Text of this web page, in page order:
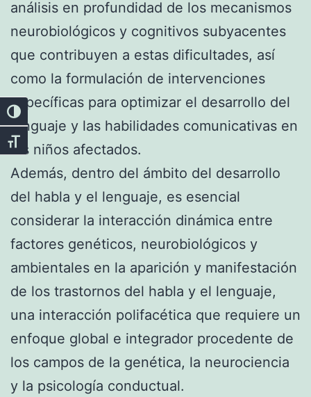
Alternar alto contraste
Alternar tamaño de letra
análisis en profundidad de los mecanismos
neurobiológicos y cognitivos subyacentes
que contribuyen a estas dificultades, así
como la formulación de intervenciones
específicas para optimizar el desarrollo del
lenguaje y las habilidades comunicativas en
los niños afectados.
Además, dentro del ámbito del desarrollo
del habla y el lenguaje, es esencial
considerar la interacción dinámica entre
factores genéticos, neurobiológicos y
ambientales en la aparición y manifestación
de los trastornos del habla y el lenguaje,
una interacción polifacética que requiere un
enfoque global e integrador procedente de
los campos de la genética, la neurociencia
y la psicología conductual.